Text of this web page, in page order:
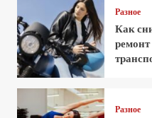
Разное
Как
Разное